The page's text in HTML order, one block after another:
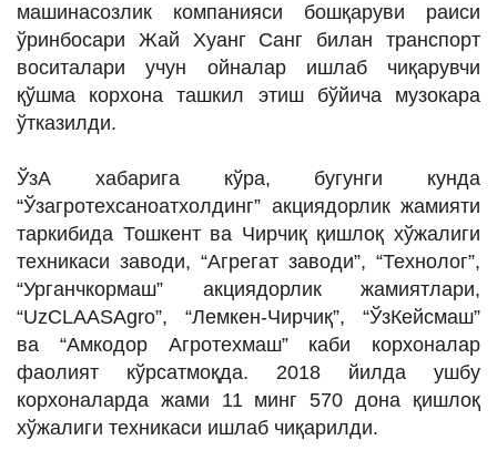
Таҳлил
Саломатлик
Бу қизиқ
Реклама
СПОРТ
ТЕХНОЛОГИЯ
машинасозлик компанияси бошқаруви раиси
ўринбосари Жай Хуанг Санг билан транспорт
воситалари учун ойналар ишлаб чиқарувчи
қўшма корхона ташкил этиш бўйича музокара
ўтказилди.
ЎзА хабарига кўра, бугунги кунда
“Ўзагротехсаноатхолдинг” акциядорлик жамияти
таркибида Тошкент ва Чирчиқ қишлоқ хўжалиги
техникаси заводи, “Агрегат заводи”, “Технолог”,
“Урганчкормаш” акциядорлик жамиятлари,
“UzCLAASAgro”, “Лемкен-Чирчиқ”, “ЎзКейсмаш”
ва “Амкодор Агротехмаш” каби корхоналар
фаолият кўрсатмоқда. 2018 йилда ушбу
корхоналарда жами 11 минг 570 дона қишлоқ
хўжалиги техникаси ишлаб чиқарилди.